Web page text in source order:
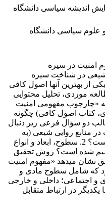
اندیشه سیاسی دانشگاه
سیاسی دانشگاه
امنیت در سیره
در شناخت سیره
از بهترین آنها اصول کافی
موردی، تحلیل محتوایی
«چارچوب مفهومی امنیت
کتاب اصول کافی) چگونه
دو سؤال فرعی زیر دنبال
در منابع روایی شیعی (به
طور موردی، کتاب اصول کافی) چیست؟ 2. سطوح، ابعاد و انواع
شده است؟ روش تحقیق
نشان می‏دهد «مفهوم امنیت
که شامل سطوح مادی و
و اجتماعی؛ داخلی و خارجی
در ارتباط متقابل